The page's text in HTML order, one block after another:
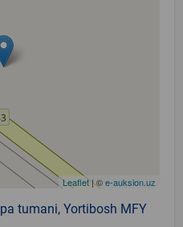
Leaflet| ©e-auksion.uz
tumani, Yortibosh MFY